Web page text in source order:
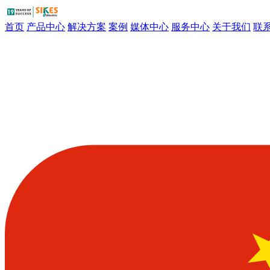
首页 产品中心 解决方案 案例 媒体中心 服务中心 关于我们 联